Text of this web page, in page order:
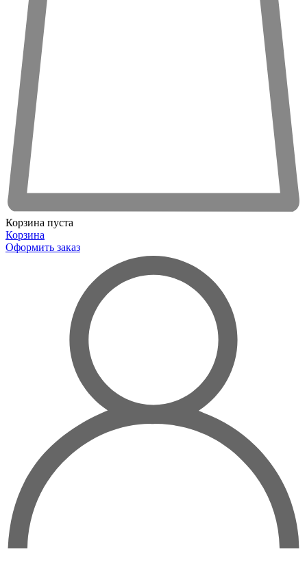
Корзина пуста
Корзина
Оформить заказ